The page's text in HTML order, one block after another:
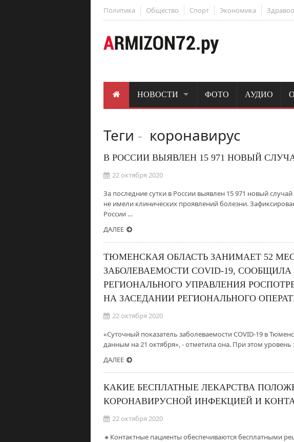
Политика Общество Спорт Экономика
НОВОСТИ ФОТО АУДИО
Теги - коронавирус
В РОССИИ ВЫЯВЛЕН 15 971 НОВЫЙ
22 октября 2020
За последние сутки в России выявлен 15 971 новый
не имели клинических проявлений болезни.
России …
ДАЛЕЕ
ТЮМЕНСКАЯ ОБЛАСТЬ ЗАНИМАЕТ 52
ЗАБОЛЕВАЕМОСТИ COVID-19,
РЕГИОНАЛЬНОГО УПРАВЛЕНИЯ
НА ЗАСЕДАНИИ РЕГИОНАЛЬНОГО
22 октября 2020
«Суточный показатель заболеваемости COVID-19 в
данным на 21 октября», - отметила она. При этом
ДАЛЕЕ
КАКИЕ БЕСПЛАТНЫЕ ЛЕКАРСТВА
КОРОНАВИРУСНОЙ ИНФЕКЦИЕЙ И
22 октября 2020
🔸Контактные пациенты обеспечиваются бесплатными